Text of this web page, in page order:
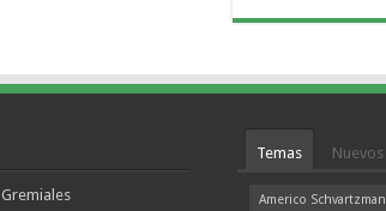
Gremiales
Temas Nuevos
Americo Schvartzman